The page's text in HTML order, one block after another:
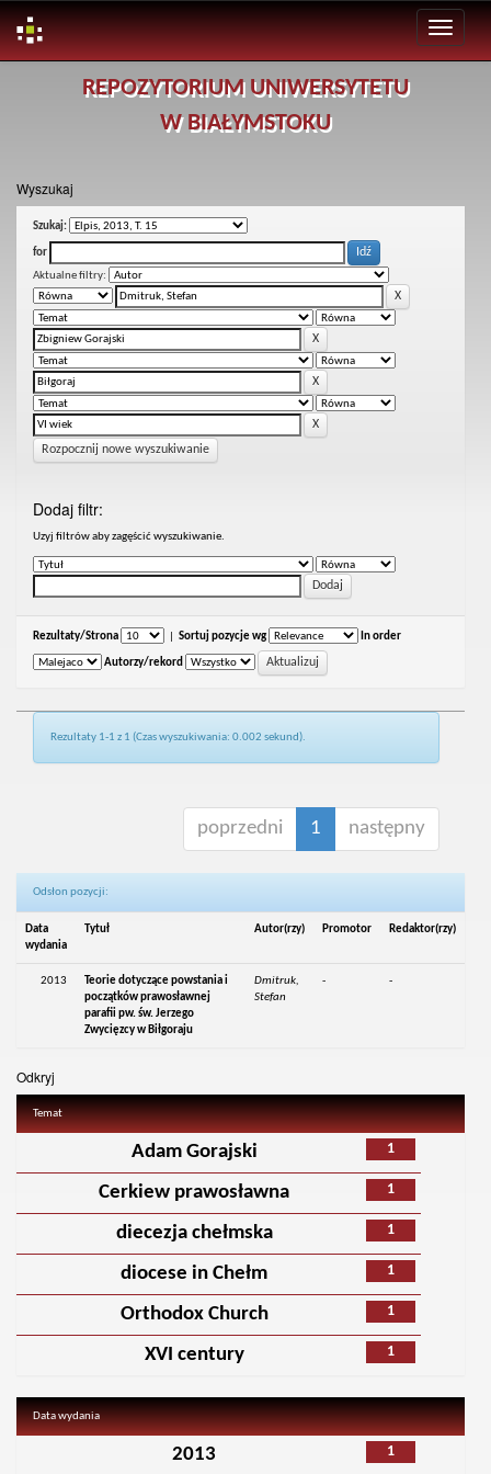
REPOZYTORIUM UNIWERSYTETU
W BIAŁYMSTOKU
Wyszukaj
Szukaj:
for
Aktualne filtry:
Rozpocznij nowe wyszukiwanie
Dodaj filtr:
Uzyj filtrów aby zagęścić wyszukiwanie.
Rezultaty/Strona Sortuj pozycje wg In order
Autorzy/rekord
Rezultaty 1-1 z 1 (Czas wyszukiwania: 0.002 sekund).
poprzedni 1 następny
Odsłon pozycji:
Data
wydania
Tytuł Autor(rzy) Promotor Redaktor(rzy)
2013
Teorie dotyczące powstania i
początków prawosławnej
parafii pw. św. Jerzego
Zwycięzcy w Biłgoraju
Dmitruk,
Stefan
- -
Odkryj
Temat
1
Adam Gorajski
1
Cerkiew prawosławna
1
diecezja chełmska
1
diocese in Chełm
1
Orthodox Church
1
XVI century
Data wydania
1
2013